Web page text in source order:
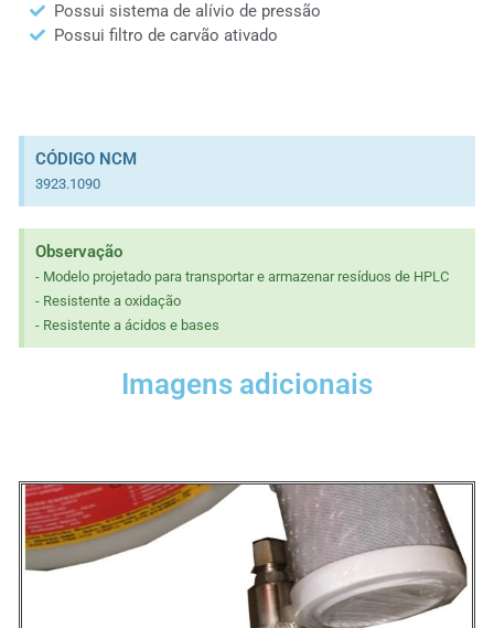
Possui sistema de alívio de pressão
Possui filtro de carvão ativado
CÓDIGO NCM
3923.1090
Observação
- Modelo projetado para transportar e armazenar resíduos de HPLC
- Resistente a oxidação
- Resistente a ácidos e bases
Imagens adicionais